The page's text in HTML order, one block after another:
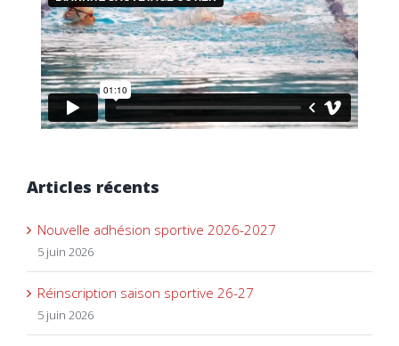
Articles récents
Nouvelle adhésion sportive 2026-2027
5 juin 2026
Réinscription saison sportive 26-27
5 juin 2026